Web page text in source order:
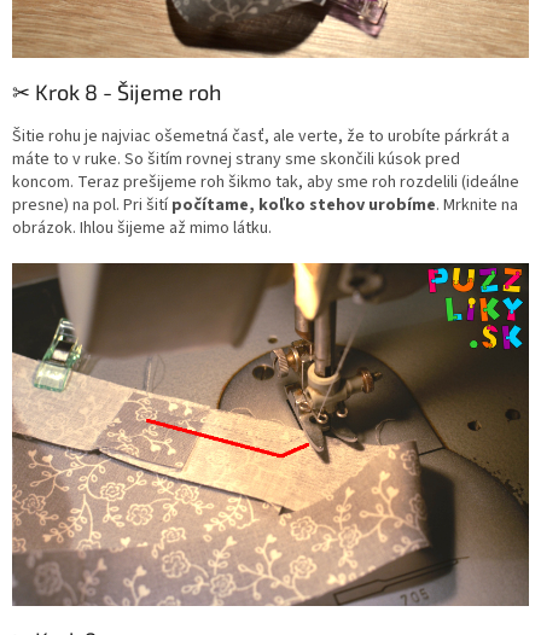
✂︎ Krok 8 - Šijeme roh
Šitie rohu je najviac ošemetná časť, ale verte, že to urobíte párkrát a
máte to v ruke. So šitím rovnej strany sme skončili kúsok pred
koncom. Teraz prešijeme roh šikmo tak, aby sme roh rozdelili (ideálne
presne) na pol. Pri šití počítame, koľko stehov urobíme. Mrknite na
obrázok. Ihlou šijeme až mimo látku.